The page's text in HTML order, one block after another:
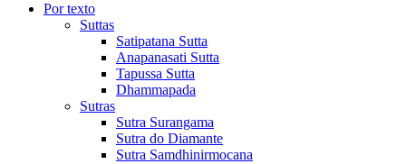
Por texto
Suttas
Satipatana Sutta
Anapanasati Sutta
Tapussa Sutta
Dhammapada
Sutras
Sutra Surangama
Sutra do Diamante
Sutra Samdhinirmocana